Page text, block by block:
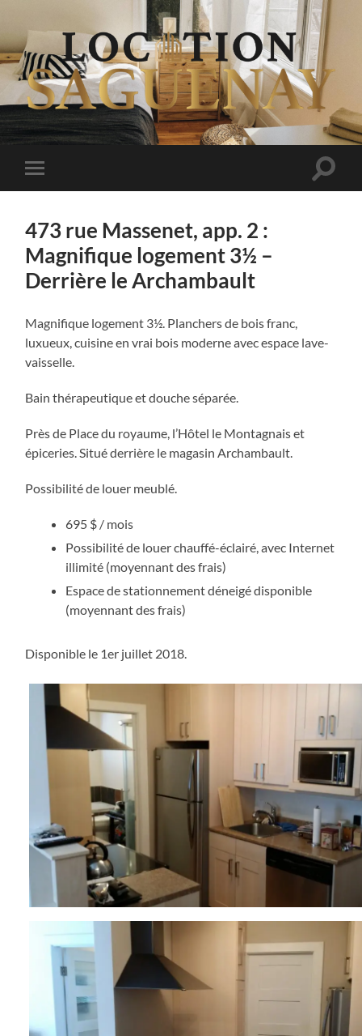
Logements
au
Saguenay
Basculer
le
473 rue Massenet, app. 2 :
Magnifique logement 3½ –
Derrière le Archambault
Magnifique logement 3½. Planchers de bois franc,
luxueux, cuisine en vrai bois moderne avec espace lave-
vaisselle.
Bain thérapeutique et douche séparée.
Près de Place du royaume, l’Hôtel le Montagnais et
épiceries. Situé derrière le magasin Archambault.
Possibilité de louer meublé.
695 $ / mois
Possibilité de louer chauffé-éclairé, avec Internet
illimité (moyennant des frais)
Espace de stationnement déneigé disponible
(moyennant des frais)
Disponible le 1er juillet 2018.